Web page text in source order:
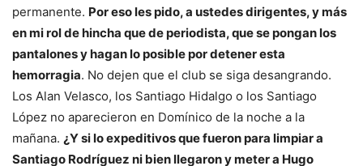
permanente. Por eso les pido, a ustedes dirigentes, y más
en mi rol de hincha que de periodista, que se pongan los
pantalones y hagan lo posible por detener esta
hemorragia. No dejen que el club se siga desangrando.
Los Alan Velasco, los Santiago Hidalgo o los Santiago
López no aparecieron en Domínico de la noche a la
mañana. ¿Y si lo expeditivos que fueron para limpiar a
Santiago Rodríguez ni bien llegaron y meter a Hugo